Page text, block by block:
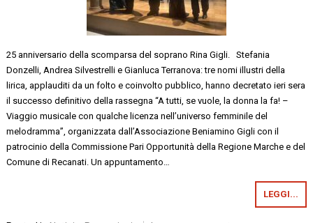
25 anniversario della scomparsa del soprano Rina Gigli. Stefania
Donzelli, Andrea Silvestrelli e Gianluca Terranova: tre nomi illustri della
lirica, applauditi da un folto e coinvolto pubblico, hanno decretato ieri sera
il successo definitivo della rassegna “A tutti, se vuole, la donna la fa! –
Viaggio musicale con qualche licenza nell’universo femminile del
melodramma”, organizzata dall’Associazione Beniamino Gigli con il
patrocinio della Commissione Pari Opportunità della Regione Marche e del
Comune di Recanati. Un appuntamento…
LEGGI...